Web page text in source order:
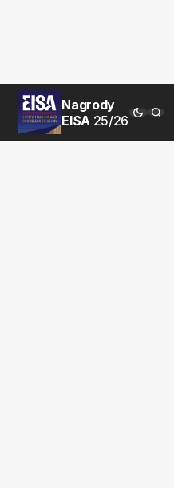
Nagrody
EISA 25/26